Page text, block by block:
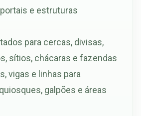
e estruturas
para cercas, divisas,
sítios, chácaras e fazendas
vigas e linhas para
galpões e áreas